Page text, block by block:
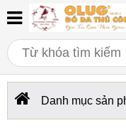
Danh mục sản